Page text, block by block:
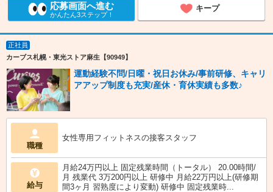
応募画面へ進む
かんたん3ステップ！
キープ
正社員
カーブス札幌・東光ストア麻生【90949】
運動経験不問/日曜・祝日お休み/事前研修、キャリ
アアップ制度も充実/産休・育休実績も多数♪
職種
女性専用フィットネスの接客スタッフ
給与
月給24万円以上 固定残業時間（トータル） 20.00時間/
月 残業代 3万200円以上 研修中 月給22万円以上(研修期
間3ヶ月 習熟度により変動) 研修中 固定残業時...